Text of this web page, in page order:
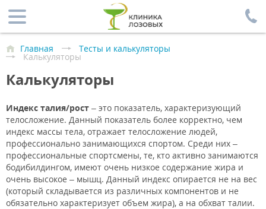
Главная Тесты и калькуляторы
Калькуляторы
Калькуляторы
Индекс талия/рост – это показатель, характеризующий
телосложение. Данный показатель более корректно, чем
индекс массы тела, отражает телосложение людей,
профессионально занимающихся спортом. Среди них –
профессиональные спортсмены, те, кто активно занимаются
бодибилдингом, имеют очень низкое содержание жира и
очень высокое – мышц. Данный индекс опирается не на вес
(который складывается из различных компонентов и не
обязательно характеризует объем жира), а на обхват талии.